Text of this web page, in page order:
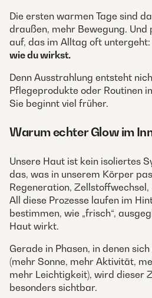
Die ersten warmen Tage sind
draußen, mehr Bewegung.
auf, das im Alltag oft untergeht:
wie du wirkst.
Denn Ausstrahlung entsteht
Pflegeprodukte oder Routinen
Sie beginnt viel früher.
Warum echter Glow im
Unsere Haut ist kein isoliertes
das, was in unserem Körper
Regeneration,
All diese Prozesse laufen im
bestimmen, wie „frisch“,
Haut wirkt.
Gerade in Phasen, in denen
(mehr Sonne, mehr Aktivität,
mehr Leichtigkeit), wird dieser
besonders sichtbar.